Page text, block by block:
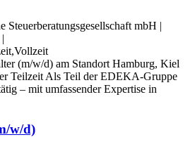
Steuerberatungsgesellschaft mbH |
|
(m/w/d) am Standort Hamburg, Kiel
Teilzeit Als Teil der EDEKA-Gruppe
– mit umfassender Expertise in
w/d)